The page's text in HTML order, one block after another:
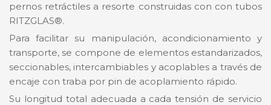
pernos retráctiles a resorte construidas con con tubos
RITZGLAS®.
Para facilitar su manipulación, acondicionamiento y
transporte, se compone de elementos estandarizados,
seccionables, intercambiables y acoplables a través de
encaje con traba por pin de acoplamiento rápido.
Su longitud total adecuada a cada tensión de servicio